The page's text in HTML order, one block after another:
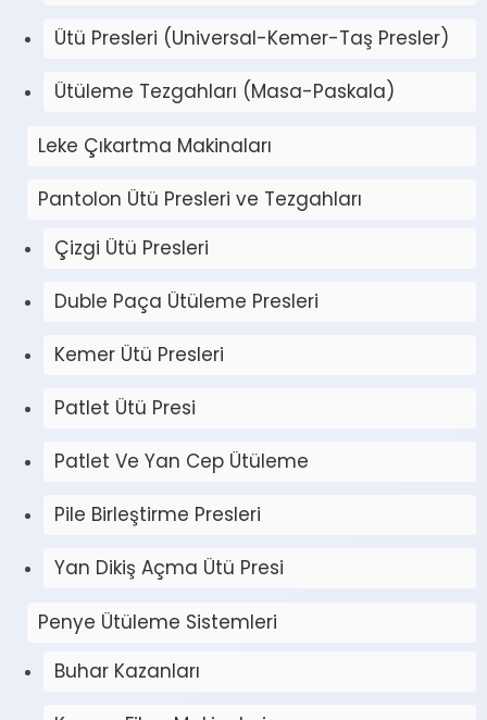
Ütü Presleri (Universal-Kemer-Taş Presler)
Ütüleme Tezgahları (Masa-Paskala)
Leke Çıkartma Makinaları
Pantolon Ütü Presleri ve Tezgahları
Çizgi Ütü Presleri
Duble Paça Ütüleme Presleri
Kemer Ütü Presleri
Patlet Ütü Presi
Patlet Ve Yan Cep Ütüleme
Pile Birleştirme Presleri
Yan Dikiş Açma Ütü Presi
Penye Ütüleme Sistemleri
Buhar Kazanları